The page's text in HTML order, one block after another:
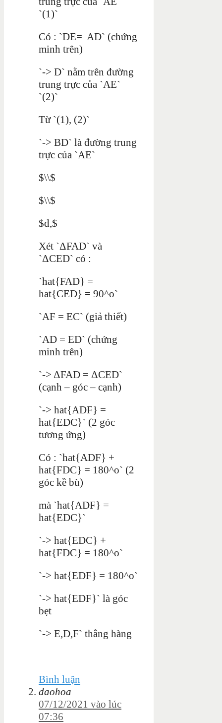
`(1)`
Có : `DE= AD` (chứng
minh trên)
`-> D` nằm trên đường
trung trực của `AE`
`(2)`
Từ `(1), (2)`
`-> BD` là đường trung
trực của `AE`
$\\$
$\\$
$d,$
Xét `ΔFAD` và
`ΔCED` có :
`hat{FAD} =
hat{CED} = 90^o`
`AF = EC` (giả thiết)
`AD = ED` (chứng
minh trên)
`-> ΔFAD = ΔCED`
(cạnh – góc – cạnh)
`-> hat{ADF} =
hat{EDC}` (2 góc
tương ứng)
Có : `hat{ADF} +
hat{FDC} = 180^o` (2
góc kề bù)
mà `hat{ADF} =
hat{EDC}`
`-> hat{EDC} +
hat{FDC} = 180^o`
`-> hat{EDF} = 180^o`
`-> hat{EDF}` là góc
bẹt
`-> E,D,F` thẳng hàng
Bình luận
daohoa
07/12/2021 vào lúc
07:36